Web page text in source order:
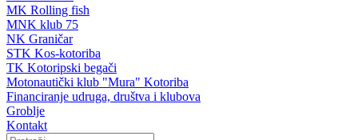
MK Rolling fish
MNK klub 75
NK Graničar
STK Kos-kotoriba
TK Kotoripski begači
Motonautički klub "Mura" Kotoriba
Financiranje udruga, društva i klubova
Groblje
Kontakt